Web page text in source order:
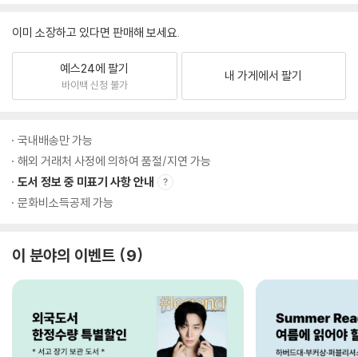
이미 소장하고 있다면 판매해 보세요.
예스24에 팔기
바이백 신청 불가
내 가게에서 팔기
국내배송만 가능
해외 거래처 사정에 의하여 품절/지연 가능
도서 정보 중 미표기 사항 안내
문화비소득공제 가능
이 분야의 이벤트 9